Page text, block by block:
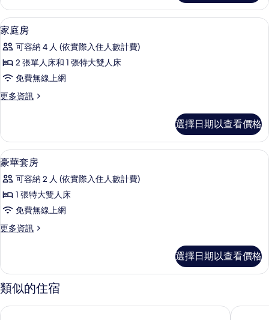
所
有
相
片
客
房
(Additional
Extrabed
&
Breakfast)
詳
情
顯
示
家
庭
房
的
有
相
片
迷你吧、客房內保險箱、書桌、筆電
10
家庭房
可容納 4 人 (依實際入住人數計費)
2 張單人床和 1 張特大雙人床
免費無線上網
更多資訊
更
房
的
詳
選擇日期以查看價格
顯
示
豪
華
套
房
所
有
相
片
迷你吧、客房內保險箱、書桌、筆電
4
豪華套房
可容納 2 人 (依實際入住人數計費)
1 張特大雙人床
免費無線上網
更多資訊
更
套
房
的
情
選擇日期以查看價格
類似的住宿
民丹庫塔賓當飯店 峇里巴